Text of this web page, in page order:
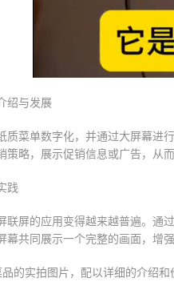
绍与发展
质菜单数字化，并通过大屏幕
略，展示促销信息或广告，从
践
联屏的应用变得越来越普遍。通
共同展示一个完整的画面，增
的实拍图片，配以详细的介绍